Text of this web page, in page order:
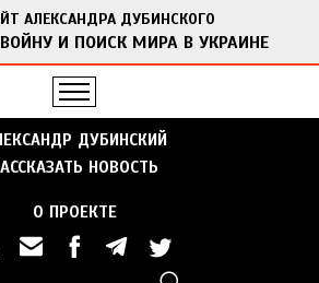
АЛЕКСАНДРА ДУБИНСКОГО
И ПОИСК МИРА В УКРАИНЕ
ДУБИНСКИЙ
НОВОСТЬ
О ПРОЕКТЕ